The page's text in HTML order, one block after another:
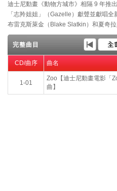
迪士尼動畫《動物方城市》相隔 9 年推
「志羚姐姐」（Gazelle）獻聲並獻唱
布雷克斯萊金（Blake Slatkin）和夏奇
完整曲目
CD/曲序 曲名
1-01
Zoo【迪士尼動畫電影「
曲】